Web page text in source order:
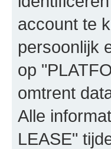
account te
persoonlijk
op
omtrent
Alle
LEASE"